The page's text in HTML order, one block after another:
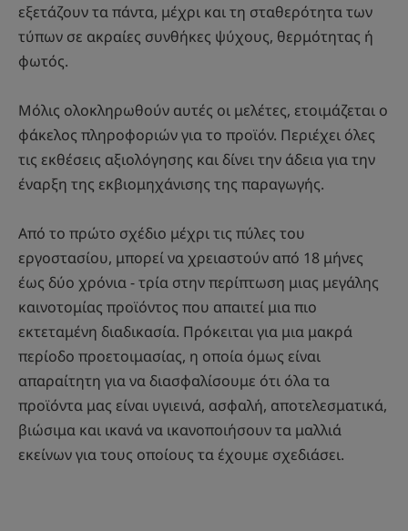
εξετάζουν τα πάντα, μέχρι και τη σταθερότητα των
τύπων σε ακραίες συνθήκες ψύχους, θερμότητας ή
φωτός.
Μόλις ολοκληρωθούν αυτές οι μελέτες, ετοιμάζεται ο
φάκελος πληροφοριών για το προϊόν. Περιέχει όλες
τις εκθέσεις αξιολόγησης και δίνει την άδεια για την
έναρξη της εκβιομηχάνισης της παραγωγής.
Από το πρώτο σχέδιο μέχρι τις πύλες του
εργοστασίου, μπορεί να χρειαστούν από 18 μήνες
έως δύο χρόνια - τρία στην περίπτωση μιας μεγάλης
καινοτομίας προϊόντος που απαιτεί μια πιο
εκτεταμένη διαδικασία. Πρόκειται για μια μακρά
περίοδο προετοιμασίας, η οποία όμως είναι
απαραίτητη για να διασφαλίσουμε ότι όλα τα
προϊόντα μας είναι υγιεινά, ασφαλή, αποτελεσματικά,
βιώσιμα και ικανά να ικανοποιήσουν τα μαλλιά
εκείνων για τους οποίους τα έχουμε σχεδιάσει.